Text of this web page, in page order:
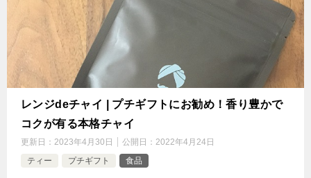
レンジdeチャイ | プチギフトにお勧め！香り豊かで
コクが有る本格チャイ
更新日： 2023年4月30日 公開日： 2022年4月24日
ティー
プチギフト 食品